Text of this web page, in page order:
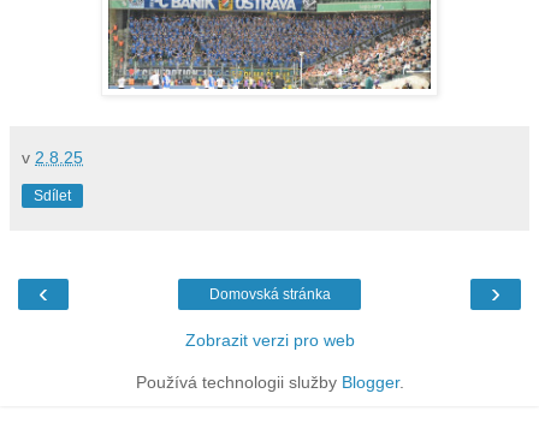
v 2.8.25
Sdílet
‹ ›
Domovská stránka
Zobrazit verzi pro web
Používá technologii služby Blogger.